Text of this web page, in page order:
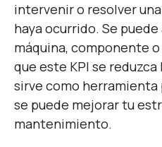
intervenir o resolver
haya ocurrido. Se
máquina, componente
que este KPI se
sirve como herramienta
se puede mejorar tu
mantenimiento.